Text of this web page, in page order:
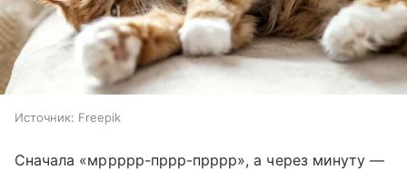
Источник: Freepik
Сначала «мррррр-пррр-прррр», а через минуту —